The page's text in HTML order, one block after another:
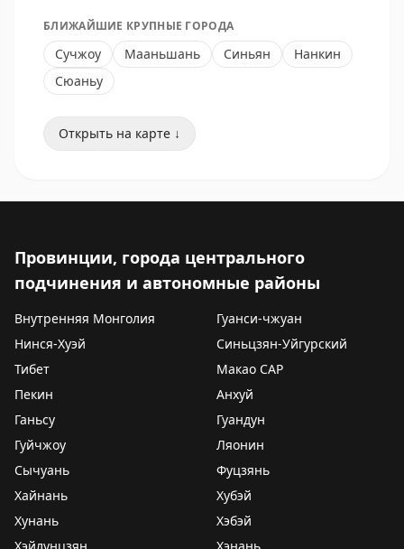
БЛИЖАЙШИЕ КРУПНЫЕ ГОРОДА
Сучжоу Мааньшань Синьян
Нанкин
Сюаньу
Открыть на карте ↓
Провинции, города центрального
подчинения и автономные районы
Внутренняя Монголия
Гуанси-чжуан
Нинся-Хуэй
Синьцзян-Уйгурский
Тибет
Макао САР
Пекин
Анхуй
Ганьсу
Гуандун
Гуйчжоу
Ляонин
Сычуань
Фуцзянь
Хайнань
Хубэй
Хунань
Хэбэй